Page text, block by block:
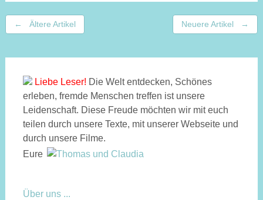
Beitragsnavigation
← Ältere Artikel Neuere Artikel →
Liebe Leser! Die Welt entdecken, Schönes
erleben, fremde Menschen treffen ist unsere
Leidenschaft. Diese Freude möchten wir mit euch
teilen durch unsere Texte, mit unserer Webseite und
durch unsere Filme.
Eure
Über uns ...